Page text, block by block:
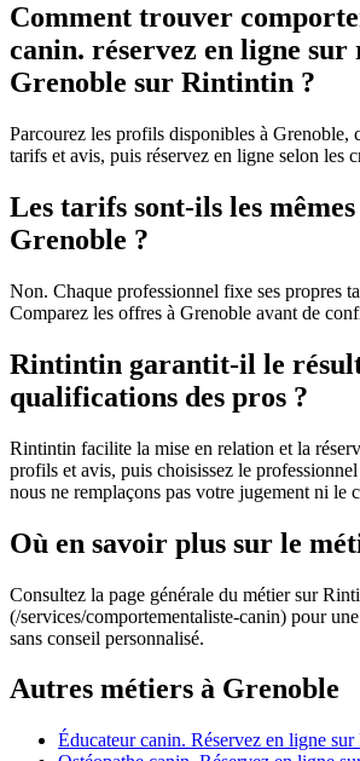
Comment trouver
canin. réservez en ligne
Grenoble sur Rintintin ?
Parcourez les profils disponibles à Grenoble,
tarifs et avis, puis réservez en ligne selon les
Les tarifs sont-ils les
Grenoble ?
Non. Chaque professionnel fixe ses propres
Comparez les offres à Grenoble avant de
Rintintin garantit-il le
qualifications des pros ?
Rintintin facilite la mise en relation et la
profils et avis, puis choisissez le
nous ne remplaçons pas votre jugement ni le
Où en savoir plus sur le
Consultez la page générale du métier sur
(/services/comportementaliste-canin) pour
sans conseil personnalisé.
Autres métiers à Grenoble
Éducateur canin. Réservez en ligne